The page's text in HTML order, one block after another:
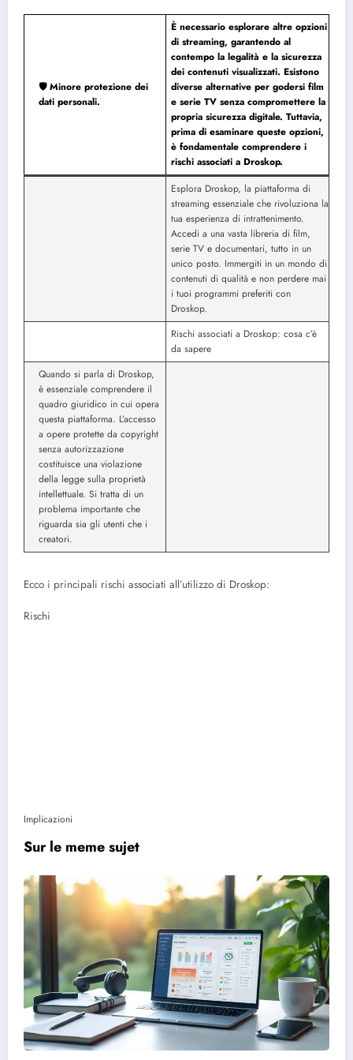
🛡️ Minore protezione dei
dati personali.
È necessario esplorare altre opzioni
di streaming, garantendo al
contempo la legalità e la sicurezza
dei contenuti visualizzati. Esistono
diverse alternative per godersi film
e serie TV senza compromettere la
propria sicurezza digitale. Tuttavia,
prima di esaminare queste opzioni,
è fondamentale comprendere i
rischi associati a Droskop.
Esplora Droskop, la piattaforma di
streaming essenziale che rivoluziona la
tua esperienza di intrattenimento.
Accedi a una vasta libreria di film,
serie TV e documentari, tutto in un
unico posto. Immergiti in un mondo di
contenuti di qualità e non perdere mai
i tuoi programmi preferiti con
Droskop.
Rischi associati a Droskop: cosa c’è
da sapere
Quando si parla di Droskop,
è essenziale comprendere il
quadro giuridico in cui opera
questa piattaforma. L’accesso
a opere protette da copyright
senza autorizzazione
costituisce una violazione
della legge sulla proprietà
intellettuale. Si tratta di un
problema importante che
riguarda sia gli utenti che i
creatori.
Ecco i principali rischi associati all’utilizzo di Droskop:
Rischi
Implicazioni
Sur le meme sujet